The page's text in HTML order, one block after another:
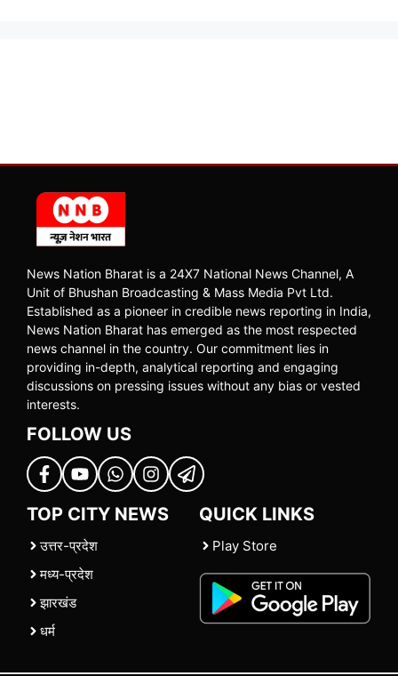
News Nation Bharat is a 24X7 National News Channel, A
Unit of Bhushan Broadcasting & Mass Media Pvt Ltd.
Established as a pioneer in credible news reporting in India,
News Nation Bharat has emerged as the most respected
news channel in the country. Our commitment lies in
providing in-depth, analytical reporting and engaging
discussions on pressing issues without any bias or vested
interests.
FOLLOW US
TOP CITY NEWS
उत्तर-प्रदेश
मध्य-प्रदेश
झारखंड
धर्म
QUICK LINKS
Play Store